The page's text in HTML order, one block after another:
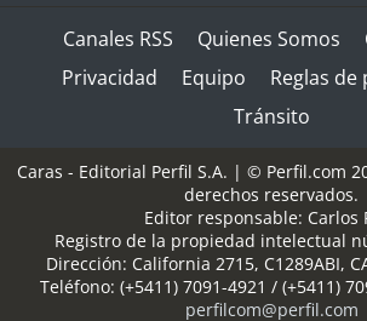
Canales RSS Quienes Somos
Privacidad
Equipo
Reglas
Tránsito
Caras - Editorial Perfil S.A. | © Perfil.com
derechos reservados.
Editor responsable: Carlos
Registro de la propiedad intelectual
Dirección: California 2715, C1289ABI,
Teléfono: (+5411) 7091-4921 / (+5411)
perfilcom@perfil.com